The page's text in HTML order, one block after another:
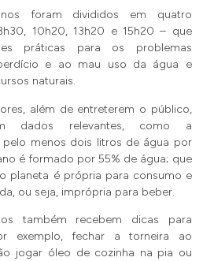
foram divididos em quatro
10h20, 13h20 e 15h20 – que
práticas para os problemas
e ao mau uso da água e
naturais.
além de entreterem o público,
dados relevantes, como a
menos dois litros de água por
é formado por 55% de água; que
planeta é própria para consumo e
ou seja, imprópria para beber.
também recebem dicas para
exemplo, fechar a torneira ao
jogar óleo de cozinha na pia ou